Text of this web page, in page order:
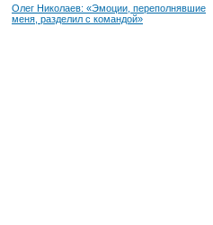
Олег Николаев: «Эмоции, переполнявшие
меня, разделил с командой»